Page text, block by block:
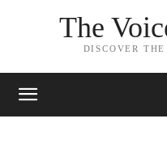
The
DISCOVER